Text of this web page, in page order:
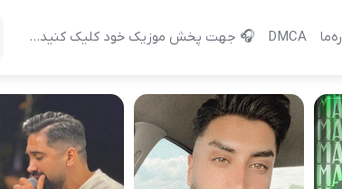
DMCA 🎧 جهت پخش موزیک خود کلیک کنید…